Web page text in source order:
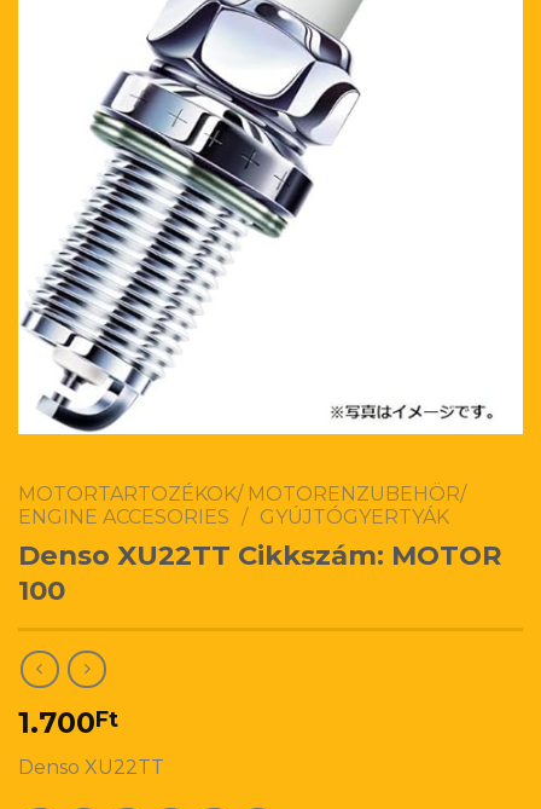
MOTORTARTOZÉKOK/ MOTORENZUBEHÖR/
ENGINE ACCESORIES / GYÚJTÓGYERTYÁK
Denso XU22TT Cikkszám: MOTOR
100
1.700Ft
Denso XU22TT